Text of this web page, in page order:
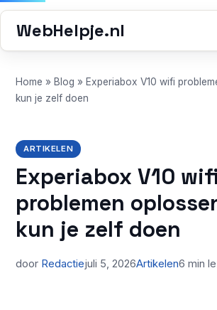
WebHelpje.nl
Home » Blog » Experiabox V10 wifi
kun je zelf doen
ARTIKELEN
Experiabox V10 wifi
problemen
kun je zelf doen
door Redactiejuli 5, 2026Artikelen6 min